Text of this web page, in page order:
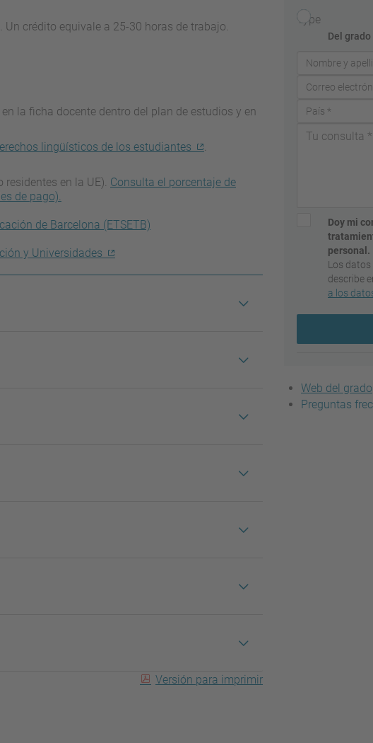
crédito equivale a 25-30 horas de trabajo.
la ficha docente dentro del plan de estudios y en
lingüísticos de los estudiantes
.
en la UE). Consulta el porcentaje de
de pago).
de Barcelona (ETSETB)
y Universidades
Versión para imprimir
Type
Del grado
Doy mi
personal.
Los
describe
a los
Web del grado
Preguntas